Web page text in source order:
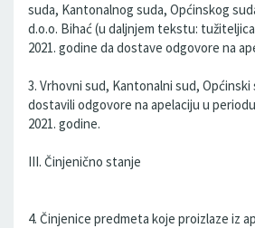
suda, Kantonalnog suda, Općinskog
d.o.o. Bihać (u daljnjem tekstu:
2021. godine da dostave odgovore na
3. Vrhovni sud, Kantonalni sud,
dostavili odgovore na apelaciju u
2021. godine.
III. Činjenično stanje
4. Činjenice predmeta koje proizlaze iz